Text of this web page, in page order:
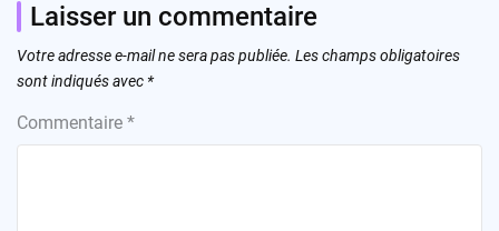
Laisser un commentaire
Votre adresse e-mail ne sera pas publiée. Les champs obligatoires
sont indiqués avec *
Commentaire *